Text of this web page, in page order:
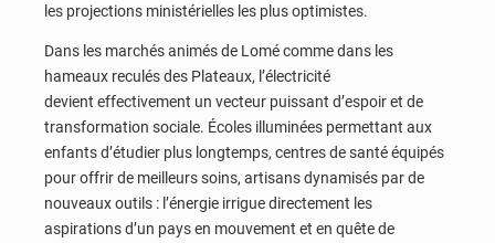
les projections ministérielles les plus optimistes.
Dans les marchés animés de Lomé comme dans les
hameaux reculés des Plateaux, l’électricité
devient effectivement un vecteur puissant d’espoir et de
transformation sociale. Écoles illuminées permettant aux
enfants d’étudier plus longtemps, centres de santé équipés
pour offrir de meilleurs soins, artisans dynamisés par de
nouveaux outils : l’énergie irrigue directement les
aspirations d’un pays en mouvement et en quête de